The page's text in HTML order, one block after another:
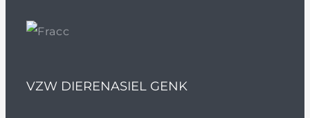
VZW DIERENASIEL GENK